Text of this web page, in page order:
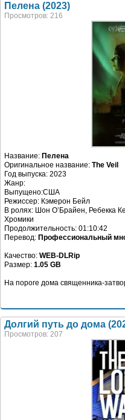
Пелена (2023)
Просмотров: 216
Название: Пелена
Оригинальное название: The Veil
Год выпуска: 2023
Жанр:
Выпущено:США
Режиссер: Кэмерон Бейл
В ролях: Шон О’Брайен, Ребекка
Хромики
Продолжительность: 01:10:42
Перевод: Профессиональный
Качество: WEB-DLRip
Размер: 1.05 GB
На пороге дома священника-
Долгий путь до дома
Просмотров: 207